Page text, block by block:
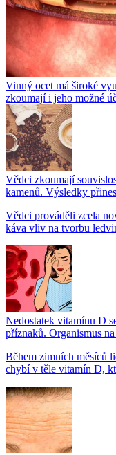
Vinný ocet má široké
zkoumají i jeho možné
Vědci zkoumají
kamenů. Výsledky
Vědci prováděli zcela
káva vliv na tvorbu
Nedostatek vitamínu D
příznaků. Organismus
Během zimních měsíců
chybí v těle vitamín D,